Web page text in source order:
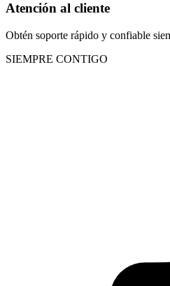
Atención al cliente
Obtén soporte rápido y confiable
SIEMPRE CONTIGO